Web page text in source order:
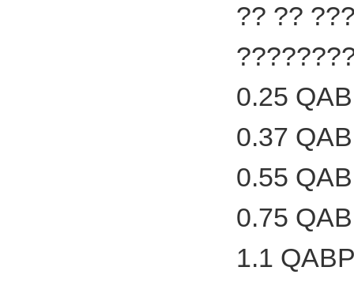
?? ??
0.25
0.37
0.55
0.75
1.1